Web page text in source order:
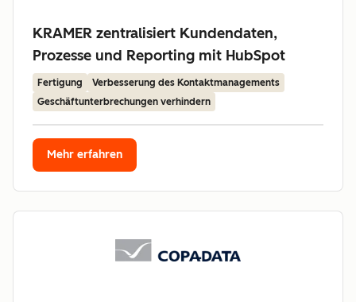
KRAMER zentralisiert Kundendaten,
Prozesse und Reporting mit HubSpot
Fertigung
Verbesserung des Kontaktmanagements
Geschäftunterbrechungen verhindern
Mehr erfahren